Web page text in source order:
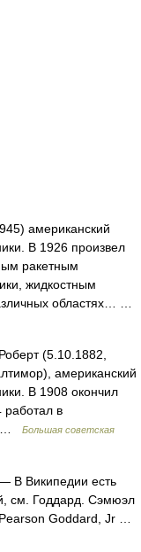
американский
В 1926 произвел
ракетным
жидкостным
областях… …
(5.10.1882,
американский
В 1908 окончил
работал в
…
Большая советская
В Википедии есть
см. Годдард. Сэмюэл
Goddard, Jr …